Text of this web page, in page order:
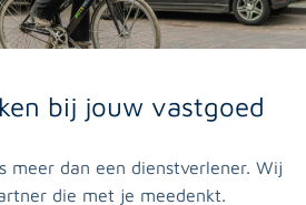
bij jouw vastgoed
meer dan een dienstverlener. Wij
die met je meedenkt.